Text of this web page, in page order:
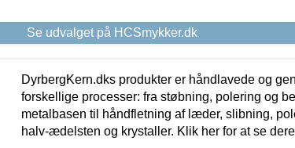
Se udvalget på HCSmykker.dk
DyrbergKern.dks produkter er håndlavede og
forskellige processer: fra støbning, polering og
metalbasen til håndfletning af læder, slibning,
halv-ædelsten og krystaller. Klik her for at se